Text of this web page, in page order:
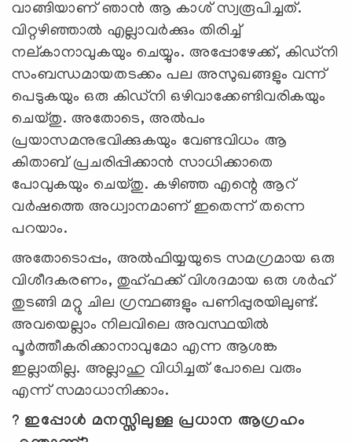
വാങ്ങിയാണ് ഞാന്‍ ആ കാശ് സ്വരൂപിച്ചത്.
വിറ്റഴിഞ്ഞാല്‍ എല്ലാവര്‍ക്കും തിരിച്ച്
നല്കാനാവുകയും ചെയ്യും. അപ്പോഴേക്ക്, കിഡ്നി
സംബന്ധമായതടക്കം പല അസുഖങ്ങളും വന്ന്
പെടുകയും ഒരു കിഡ്നി ഒഴിവാക്കേണ്ടിവരികയും
ചെയ്തു. അതോടെ, അല്‍പം
പ്രയാസമനുഭവിക്കുകയും വേണ്ടവിധം ആ
കിതാബ് പ്രചരിപ്പിക്കാന്‍ സാധിക്കാതെ
പോവുകയും ചെയ്തു. കഴിഞ്ഞ എന്റെ ആറ്
വര്‍ഷത്തെ അധ്വാനമാണ് ഇതെന്ന് തന്നെ
പറയാം.
അതോടൊപ്പം, അല്‍ഫിയ്യയുടെ സമഗ്രമായ ഒരു
വിശീദകരണം, തുഹ്ഫക്ക് വിശദമായ ഒരു ശര്‍ഹ്
തുടങ്ങി മറ്റു ചില ഗ്രന്ഥങ്ങളും പണിപ്പുരയിലുണ്ട്.
അവയെല്ലാം നിലവിലെ അവസ്ഥയില്‍
പൂര്‍ത്തീകരിക്കാനാവുമോ എന്ന ആശങ്ക
ഇല്ലാതില്ല. അല്ലാഹു വിധിച്ചത് പോലെ വരും
എന്ന് സമാധാനിക്കാം.
? ഇപ്പോള്‍ മനസ്സിലുള്ള പ്രധാന ആഗ്രഹം